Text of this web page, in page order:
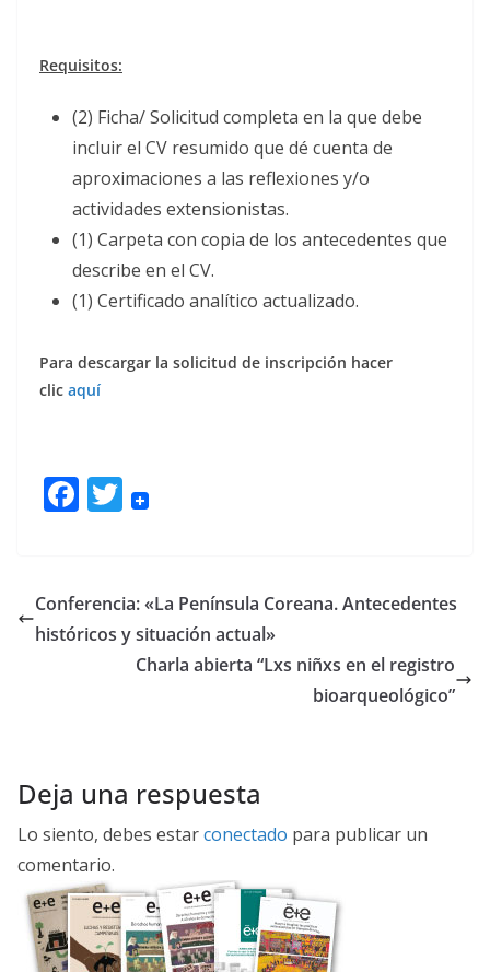
Requisitos:
(2) Ficha/ Solicitud completa en la que debe
incluir el CV resumido que dé cuenta de
aproximaciones a las reflexiones y/o
actividades extensionistas.
(1) Carpeta con copia de los antecedentes que
describe en el CV.
(1) Certificado analítico actualizado.
Para descargar la solicitud de inscripción hacer
clic aquí
F
b
o
T
er
Conferencia: «La Península Coreana. Antecedentes
históricos y situación actual»
Charla abierta “Lxs niñxs en el registro
bioarqueológico”
Deja una respuesta
Lo siento, debes estarconectado para publicar un
comentario.